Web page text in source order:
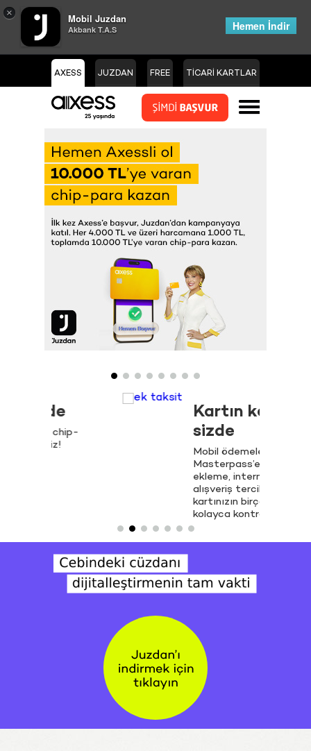
× Mobil Juzdan
Akbank T.A.S Hemen İndir
AXESS JUZDAN FREE TİCARİ KARTLAR
Kartın kontrolü
sizde
Mobil ödemeler,
Masterpass’e kredi kartı
ekleme, internetten
alışveriş tercihi ve limiti gibi
kartınızın birçok özelliğini
kolayca kontrol edebilirsiniz.